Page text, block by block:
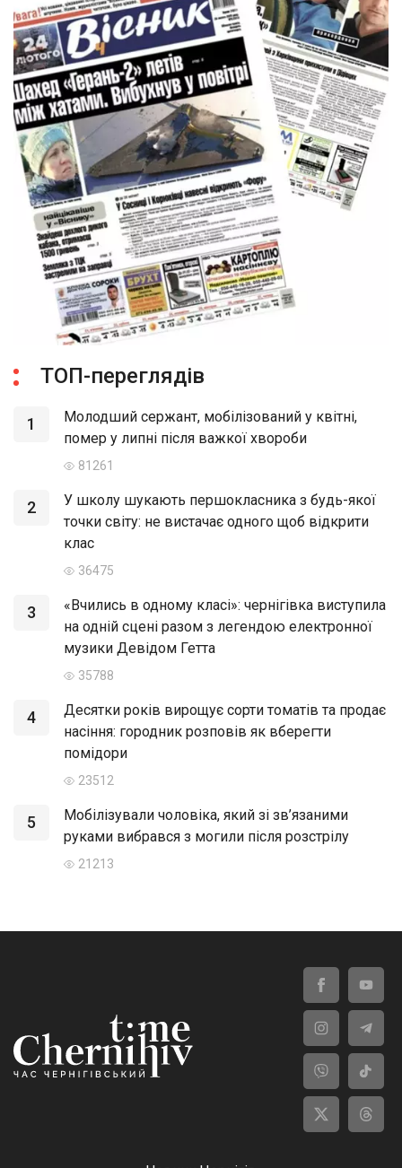
ТОП-переглядів
1
Молодший сержант, мобілізований у квітні,
помер у липні після важкої хвороби
81261
2
У школу шукають першокласника з будь-якої
точки світу: не вистачає одного щоб відкрити
клас
36475
3
«Вчились в одному класі»: чернігівка виступила
на одній сцені разом з легендою електронної
музики Девідом Гетта
35788
4
Десятки років вирощує сорти томатів та продає
насіння: городник розповів як вберегти
помідори
23512
5
Мобілізували чоловіка, який зі зв’язаними
руками вибрався з могили після розстрілу
21213